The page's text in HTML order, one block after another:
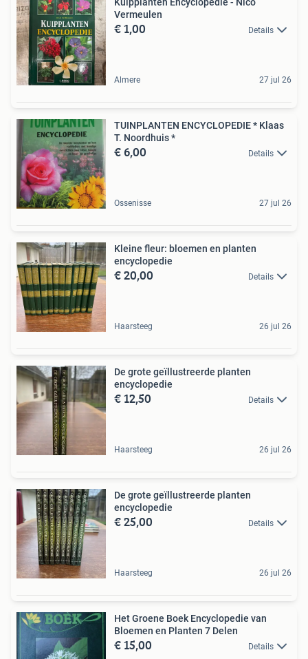
Vermeulen
€ 1,00 Details
Almere 27 jul 26
TUINPLANTEN ENCYCLOPEDIE * Klaas
T. Noordhuis *
€ 6,00 Details
Ossenisse 27 jul 26
Kleine fleur: bloemen en planten
encyclopedie
€ 20,00 Details
Haarsteeg 26 jul 26
De grote geïllustreerde planten
encyclopedie
€ 12,50 Details
Haarsteeg 26 jul 26
De grote geïllustreerde planten
encyclopedie
€ 25,00 Details
Haarsteeg 26 jul 26
Het Groene Boek Encyclopedie van
Bloemen en Planten 7 Delen
€ 15,00 Details